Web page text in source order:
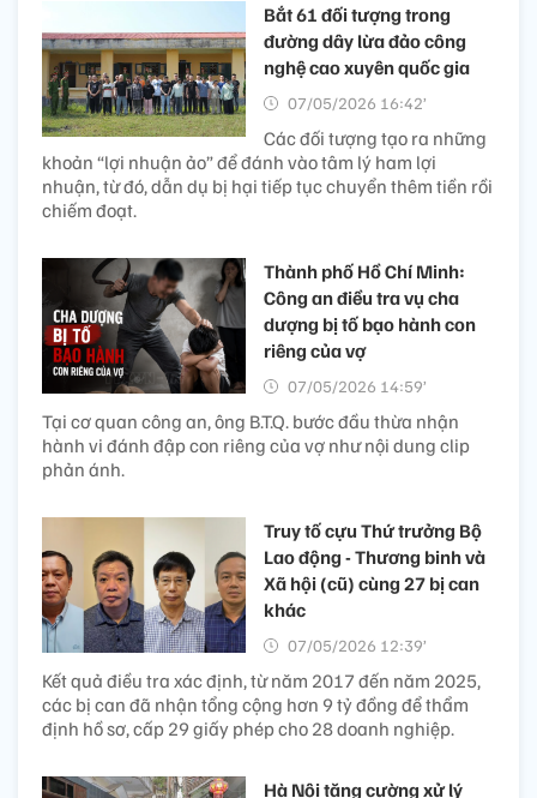
Bắt 61 đối tượng trong
đường dây lừa đảo công
nghệ cao xuyên quốc gia
07/05/2026 16:42’
Các đối tượng tạo ra những
khoản “lợi nhuận ảo” để đánh vào tâm lý ham lợi
nhuận, từ đó, dẫn dụ bị hại tiếp tục chuyển thêm tiền rồi
chiếm đoạt.
Thành phố Hồ Chí Minh:
Công an điều tra vụ cha
dượng bị tố bạo hành con
riêng của vợ
07/05/2026 14:59’
Tại cơ quan công an, ông B.T.Q. bước đầu thừa nhận
hành vi đánh đập con riêng của vợ như nội dung clip
phản ánh.
Truy tố cựu Thứ trưởng Bộ
Lao động - Thương binh và
Xã hội (cũ) cùng 27 bị can
khác
07/05/2026 12:39’
Kết quả điều tra xác định, từ năm 2017 đến năm 2025,
các bị can đã nhận tổng cộng hơn 9 tỷ đồng để thẩm
định hồ sơ, cấp 29 giấy phép cho 28 doanh nghiệp.
Hà Nội tăng cường xử lý